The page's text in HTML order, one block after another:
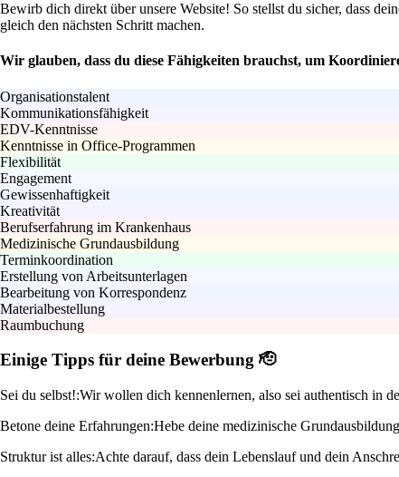
Bewirb dich direkt über unsere Website! So stellst du sicher, dass
gleich den nächsten Schritt machen.
Wir glauben, dass du diese Fähigkeiten brauchst, um
Organisationstalent
Kommunikationsfähigkeit
EDV-Kenntnisse
Kenntnisse in Office-Programmen
Flexibilität
Engagement
Gewissenhaftigkeit
Kreativität
Berufserfahrung im Krankenhaus
Medizinische Grundausbildung
Terminkoordination
Erstellung von Arbeitsunterlagen
Bearbeitung von Korrespondenz
Materialbestellung
Raumbuchung
Einige Tipps für deine Bewerbung 🫡
Sei du selbst!:Wir wollen dich kennenlernen, also sei authentisch in
Betone deine Erfahrungen:Hebe deine medizinische
Struktur ist alles:Achte darauf, dass dein Lebenslauf und dein